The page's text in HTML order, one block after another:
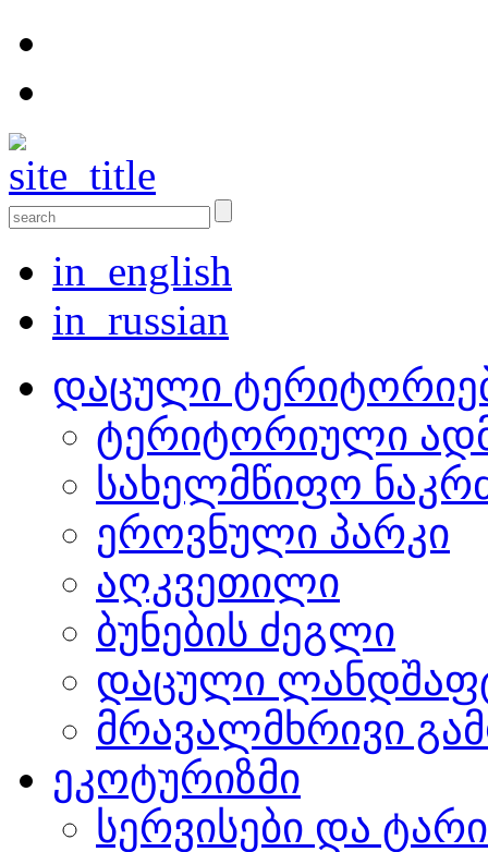
in_english
in_russian
დაცული
ტერიტორიული
სახელმწიფო
ეროვნული პარკი
აღკვეთილი
ბუნების ძეგლი
დაცული
მრავალმხრივი
ეკოტურიზმი
სერვისები და